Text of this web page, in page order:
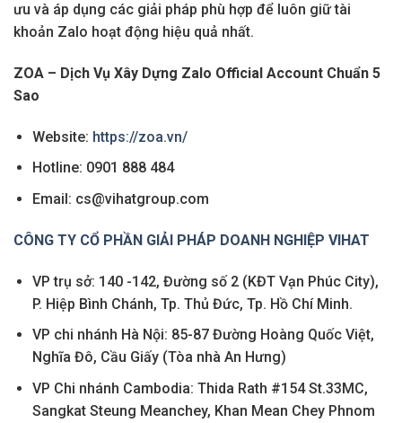
ưu và áp dụng các giải pháp phù hợp để luôn giữ tài
khoản Zalo hoạt động hiệu quả nhất.
ZOA – Dịch Vụ Xây Dựng Zalo Official Account Chuẩn 5
Sao
Website: https://zoa.vn/
Hotline: 0901 888 484
Email: cs@vihatgroup.com
CÔNG TY CỔ PHẦN GIẢI PHÁP DOANH NGHIỆP VIHAT
VP trụ sở: 140 -142, Đường số 2 (KĐT Vạn Phúc City),
P. Hiệp Bình Chánh, Tp. Thủ Đức, Tp. Hồ Chí Minh.
VP chi nhánh Hà Nội: 85-87 Đường Hoàng Quốc Việt,
Nghĩa Đô, Cầu Giấy (Tòa nhà An Hưng)
VP Chi nhánh Cambodia: Thida Rath #154 St.33MC,
Sangkat Steung Meanchey, Khan Mean Chey Phnom